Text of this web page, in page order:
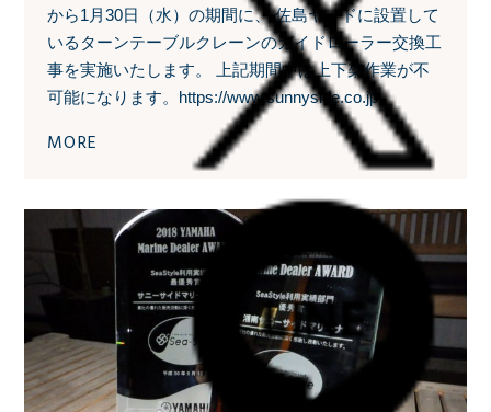
から1月30日（水）の期間に、 佐島ヤードに設置して
いるターンテーブルクレーンのガイドローラー交換工
事を実施いたします。 上記期間中は上下架作業が不
可能になります。https://www.sunnyside.co.jp.
MORE